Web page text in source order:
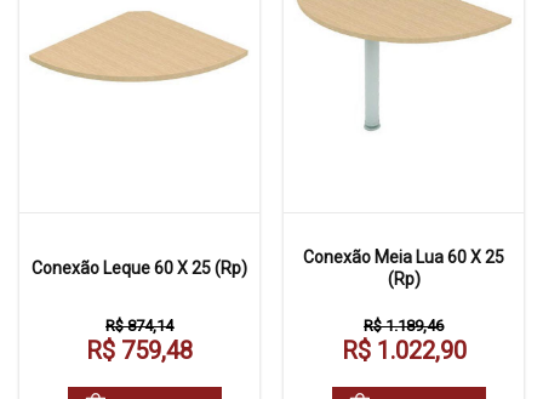
Conexão Leque 60 X 25 (Rp)
R$ 874,14
R$ 759,48
Conexão Meia Lua 60 X 25
(Rp)
R$ 1.189,46
R$ 1.022,90